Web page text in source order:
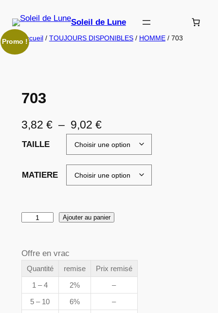
contenu
Soleil de Lune
Accueil/ TOUJOURS DISPONIBLES/ HOMME/ 703
Promo !
703
3,82 € – 9,02 €P
l
a
g
d
e
r
i
x
TAILLE
MATIERE
n
t
Ajouter au panier
Offre en vrac
Quantité remise
Prix remisé
1 – 4
2%
–
5 – 10
6%
–